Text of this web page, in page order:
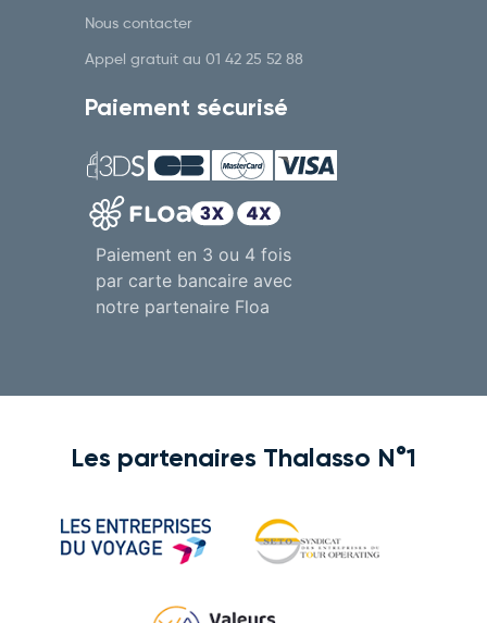
Nous contacter
Appel gratuit au 01 42 25 52 88
Paiement sécurisé
Paiement en 3 ou 4 fois
par carte bancaire avec
notre partenaire Floa
Les partenaires Thalasso N°1